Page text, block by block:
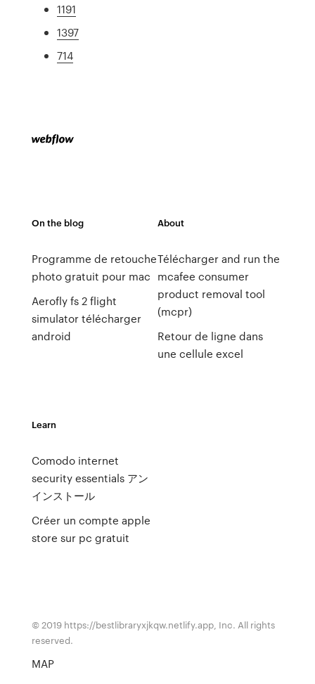
1191
1397
714
On the blog
Programme de retouche
photo gratuit pour mac
Aerofly fs 2 flight
simulator télécharger
android
About
Télécharger and run the
mcafee consumer
product removal tool
(mcpr)
Retour de ligne dans
une cellule excel
Learn
Comodo internet
security essentials アン
インストール
Créer un compte apple
store sur pc gratuit
© 2019 https://bestlibraryxjkqw.netlify.app, Inc. All rights
reserved.
MAP